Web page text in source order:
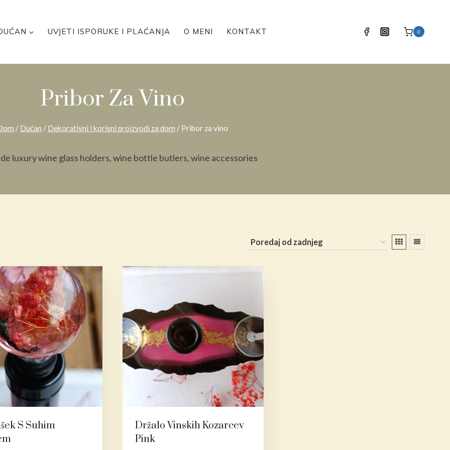
UVJETI ISPORUKE I PLAĆANJA O MENI KONTAKT 0
Pribor Za Vino
/ Dućan / Dekorativni i korisni proizvodi za dom / Pribor za vino
luxury wine glass holders, wine bottle butlers, wine accessories
S Suhim
Držalo Vinskih Kozarcev
Pink